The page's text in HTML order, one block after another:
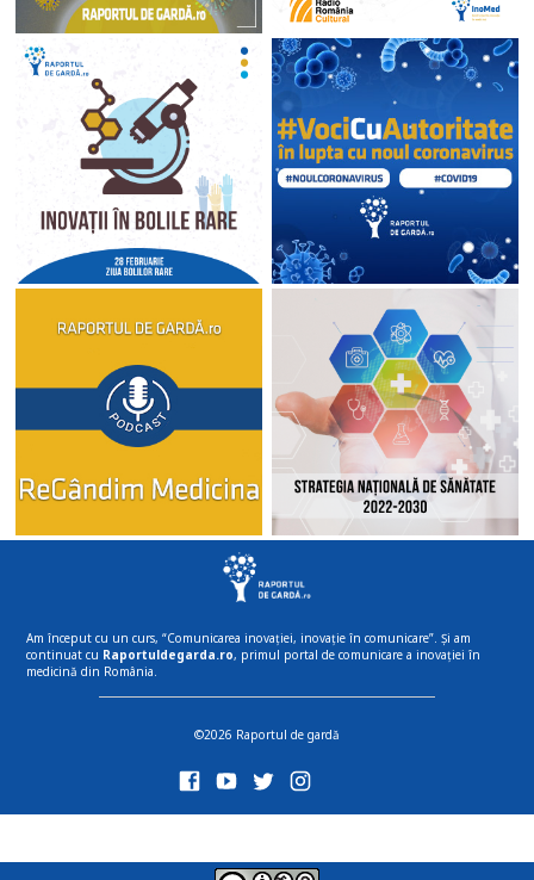
Am început cu un curs, “Comunicarea inovației, inovație în comunicare”. Și am
continuat cu Raportuldegarda.ro, primul portal de comunicare a inovației în
medicină din România.
©2026 Raportul de gardă